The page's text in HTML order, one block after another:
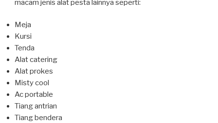
macam jenis alat pesta lainnya seperti:
Meja
Kursi
Tenda
Alat catering
Alat prokes
Misty cool
Ac portable
Tiang antrian
Tiang bendera